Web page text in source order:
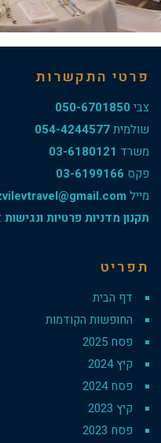
פרטי התקשרות
צבי 050-6701850
שולמית054-4244577
משרד 03-6180121
פקס 03-6199166
מייל
תקנון מדניות פרטיות
תפריט
דף הבית
החופשות הקודמות
פסח 2025
קיץ 2024
פסח 2024
קיץ 2023
פסח 2023